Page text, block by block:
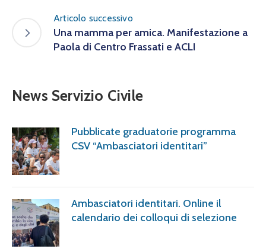
Articolo successivo
Una mamma per amica. Manifestazione a
Paola di Centro Frassati e ACLI
News Servizio Civile
Pubblicate graduatorie programma
CSV “Ambasciatori identitari”
Ambasciatori identitari. Online il
calendario dei colloqui di selezione